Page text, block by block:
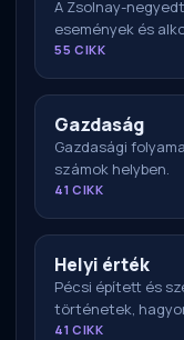
A Zsolnay-
események és
55 CIKK
Gazdaság
Gazdasági
számok helyben.
41 CIKK
Helyi érték
Pécsi épített és
történetek,
41 CIKK